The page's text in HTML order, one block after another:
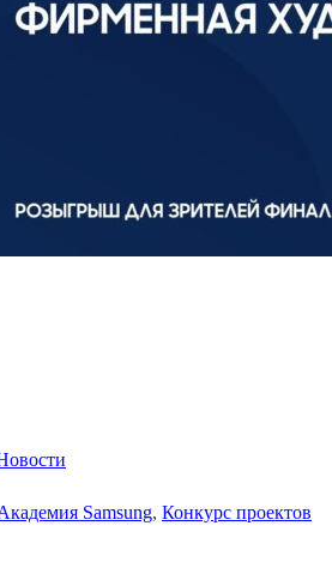
Samsung, Конкурс проектов